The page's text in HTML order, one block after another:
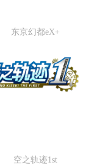
东京幻都eX+
空之轨迹1st